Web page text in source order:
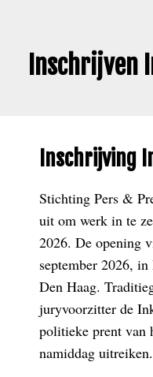
Inschrijven
Inschrijving
Stichting Pers &
uit om werk in te
2026. De opening
september 2026,
Den Haag.
juryvoorzitter de
politieke prent van
namiddag uitreiken.